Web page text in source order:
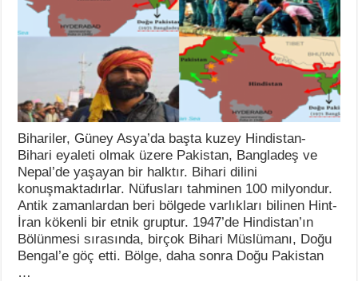
Bihariler, Güney Asya’da başta kuzey Hindistan-
Bihari eyaleti olmak üzere Pakistan, Bangladeş ve
Nepal’de yaşayan bir halktır. Bihari dilini
konuşmaktadırlar. Nüfusları tahminen 100 milyondur.
Antik zamanlardan beri bölgede varlıkları bilinen Hint-
İran kökenli bir etnik gruptur. 1947’de Hindistan’ın
Bölünmesi sırasında, birçok Bihari Müslümanı, Doğu
Bengal’e göç etti. Bölge, daha sonra Doğu Pakistan
…